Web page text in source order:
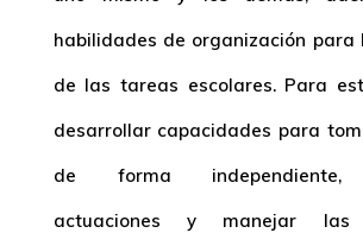
habilidades de organización para
de las tareas escolares. Para
desarrollar capacidades para
de forma independiente,
actuaciones y manejar las